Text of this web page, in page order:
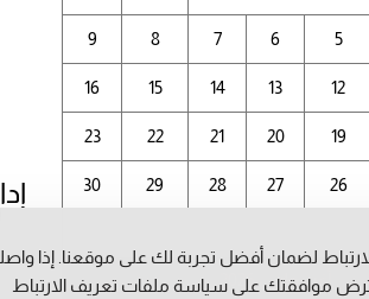
أغسطس 2026
5
6
7
8
9
12
13
14
15
16
19
20
21
22
23
26
27
28
29
30
لضمان أفضل تجربة لك على موقعنا. إذا
موافقتك على سياسة ملفات تعريف الارتباط